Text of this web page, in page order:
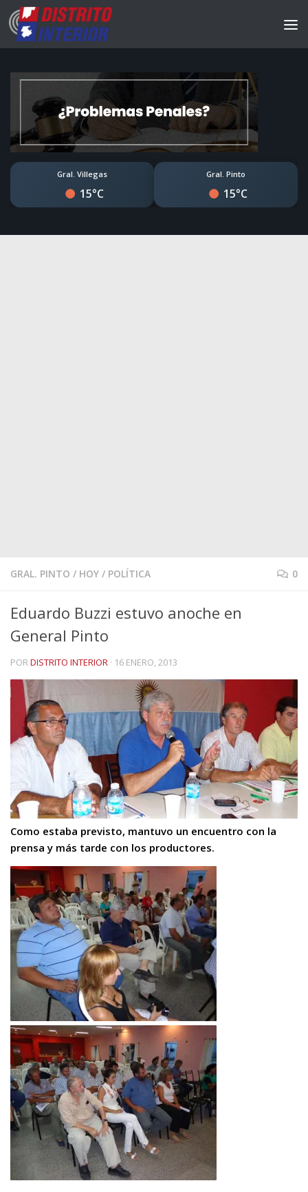
Gral. Villegas
15°C
Gral. Pinto
15°C
GRAL. PINTO / HOY / POLÍTICA 0
Eduardo Buzzi estuvo anoche en
General Pinto
PORDISTRITO INTERIOR · 16 ENERO, 2013
Como estaba previsto, mantuvo un encuentro con la
prensa y más tarde con los productores.